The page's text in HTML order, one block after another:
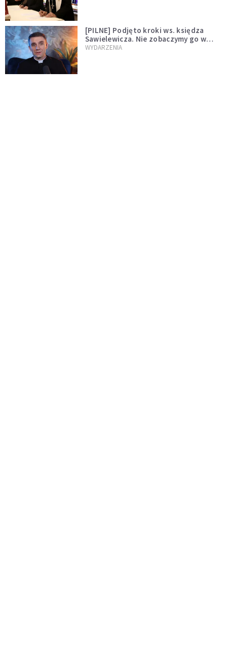
[PILNE] Podjęto kroki ws. księdza
Sawielewicza. Nie zobaczymy go w
mediach
WYDARZENIA